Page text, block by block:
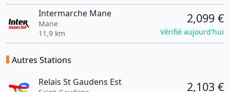
Intermarche Mane
Mane
11,9 km
2,099 €
Vérifié aujourd'hui
Autres Stations
Relais St Gaudens Est
2,103 €